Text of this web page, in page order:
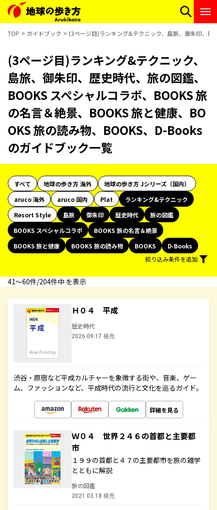
TOP ガイドブック (3ページ目)ランキング&テクニック、島旅、御朱印、歴
(3ページ目)ランキング&テクニック、
島旅、御朱印、歴史時代、旅の図鑑、
BOOKS スペシャルコラボ、BOOKS 旅
の名言＆絶景、BOOKS 旅と健康、BO
OKS 旅の読み物、BOOKS、D-Books
のガイドブック一覧
すべて 地球の歩き方 海外
地球の歩き方 Jシリーズ（国内）
aruco 海外
aruco 国内 Plat
ランキング&テクニック
Resort Style
島旅 御朱印 歴史時代
旅の図鑑
BOOKS スペシャルコラボ
BOOKS 旅の名言＆絶景
BOOKS 旅と健康
BOOKS 旅の読み物 BOOKS
D-Books
絞り込み条件を追加
41〜60件/204件中 を表示
Ｈ０４ 平成
歴史時代
2026.09.17 発売
渋谷・原宿など平成カルチャーを象徴する街や、音楽、ゲー
ム、ファッションなど、平成時代の流行と文化を巡るガイド。
詳細を見る
Ｗ０４ 世界２４６の首都と主要都
市
１９９の首都と４７の主要都市を旅の雑学
とともに解説
旅の図鑑
2021.03.18 発売